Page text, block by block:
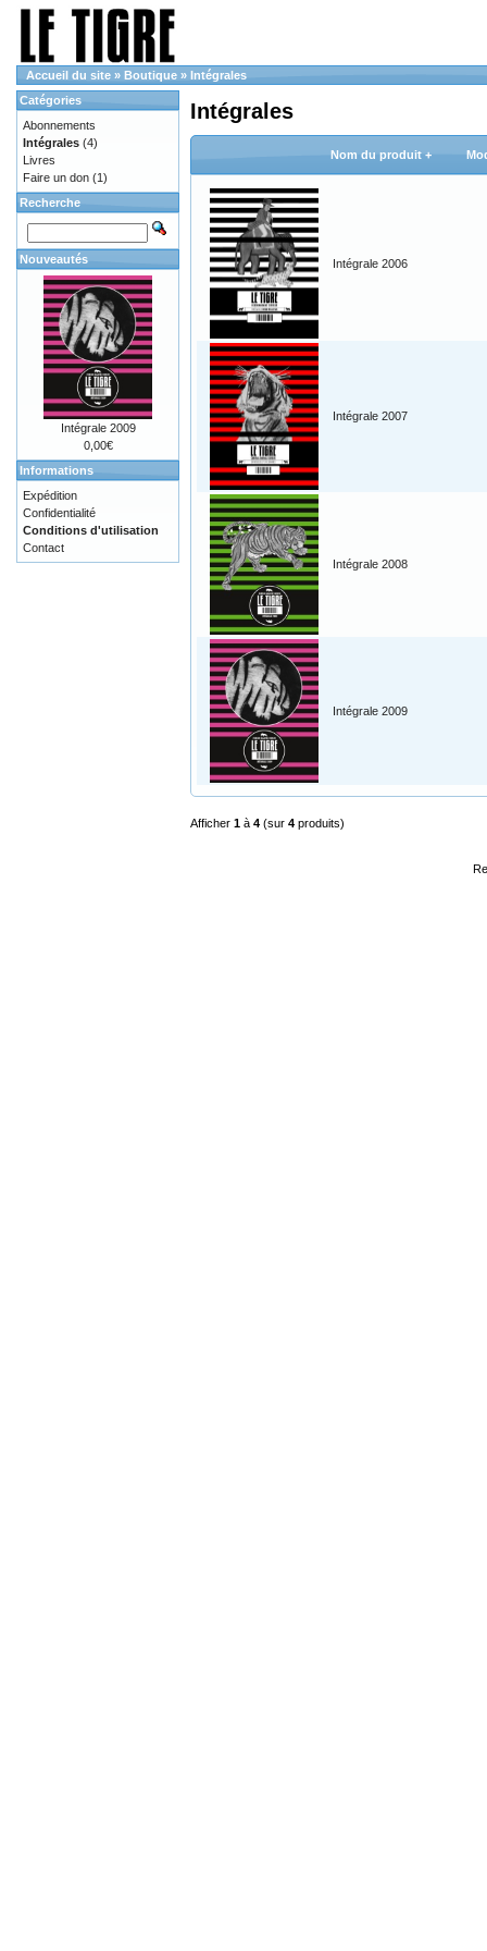
Accueil du site » Boutique » Intégrales
Intégrales
Nom du produit +
Intégrale 2006
Intégrale 2007
Intégrale 2008
Intégrale 2009
Afficher 1 à 4 (sur 4 produits)
Catégories
Abonnements
Intégrales (4)
Livres
Faire un don (1)
Recherche
Nouveautés
Intégrale 2009
0,00€
Informations
Expédition
Confidentialité
Conditions d'utilisation
Contact